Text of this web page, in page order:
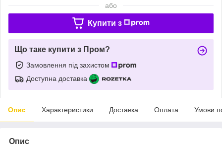
або
Купити з
Що таке купити з Пром?
Замовлення під захистом
Доступна доставка
Опис Характеристики Доставка Оплата Умови
Опис